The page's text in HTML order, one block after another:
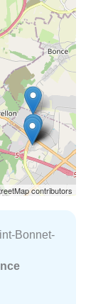
contributors
Bonnet-